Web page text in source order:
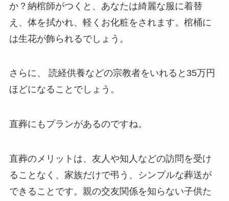
か？納棺師がつくと、あなたは綺麗な服に着替
え、体を拭かれ、軽くお化粧をされます。棺桶に
は生花が飾られるでしょう。
さらに、 読経供養などの宗教者をいれると35万円
ほどになることでしょう。
直葬にもプランがあるのですね。
直葬のメリットは、友人や知人などの訪問を受け
ることなく、家族だけで弔う、シンプルな葬送が
できることです。親の交友関係を知らない子供た